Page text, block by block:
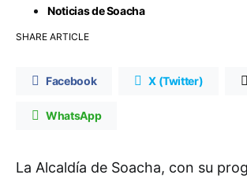
Noticias de Soacha
SHARE ARTICLE
Facebook X (Twitter)
WhatsApp
La Alcaldía de Soacha, con su